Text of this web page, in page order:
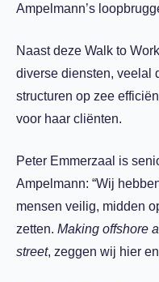
Ampelmann’s
Naast deze Walk to
diverse diensten, veelal
structuren op zee
voor haar cliënten.
Peter Emmerzaal is
Ampelmann: “Wij
mensen veilig, midden
zetten. Making offshore
street, zeggen wij hier